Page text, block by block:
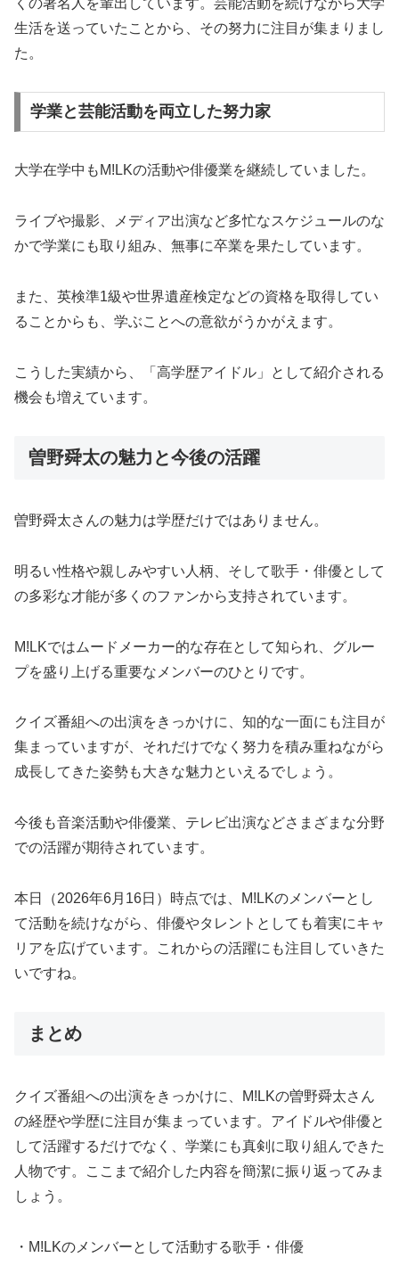
生活を送っていたことから、その努力に注目が集まりまし
た。
学業と芸能活動を両立した努力家
大学在学中もM!LKの活動や俳優業を継続していました。
ライブや撮影、メディア出演など多忙なスケジュールのな
かで学業にも取り組み、無事に卒業を果たしています。
また、英検準1級や世界遺産検定などの資格を取得してい
ることからも、学ぶことへの意欲がうかがえます。
こうした実績から、「高学歴アイドル」として紹介される
機会も増えています。
曽野舜太の魅力と今後の活躍
曽野舜太さんの魅力は学歴だけではありません。
明るい性格や親しみやすい人柄、そして歌手・俳優として
の多彩な才能が多くのファンから支持されています。
M!LKではムードメーカー的な存在として知られ、グルー
プを盛り上げる重要なメンバーのひとりです。
クイズ番組への出演をきっかけに、知的な一面にも注目が
集まっていますが、それだけでなく努力を積み重ねながら
成長してきた姿勢も大きな魅力といえるでしょう。
今後も音楽活動や俳優業、テレビ出演などさまざまな分野
での活躍が期待されています。
本日（2026年6月16日）時点では、M!LKのメンバーとし
て活動を続けながら、俳優やタレントとしても着実にキャ
リアを広げています。これからの活躍にも注目していきた
いですね。
まとめ
クイズ番組への出演をきっかけに、M!LKの曽野舜太さん
の経歴や学歴に注目が集まっています。アイドルや俳優と
して活躍するだけでなく、学業にも真剣に取り組んできた
人物です。ここまで紹介した内容を簡潔に振り返ってみま
しょう。
・M!LKのメンバーとして活動する歌手・俳優